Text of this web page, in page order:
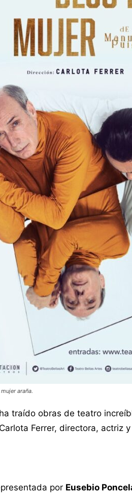
araña.
traído obras de teatro
Ferrer, directora, actriz
por Eusebio